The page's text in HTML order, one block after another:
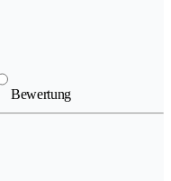
Bewertung